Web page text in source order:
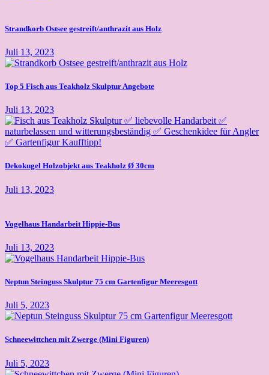
Strandkorb Ostsee gestreift/anthrazit aus Holz
Juli 13, 2023
Top 5 Fisch aus Teakholz Skulptur Angebote
Juli 13, 2023
Dekokugel Holzobjekt aus Teakholz Ø 30cm
Juli 13, 2023
Vogelhaus Handarbeit Hippie-Bus
Juli 13, 2023
Neptun Steinguss Skulptur 75 cm Gartenfigur Meeresgott
Juli 5, 2023
Schneewittchen mit Zwerge (Mini Figuren)
Juli 5, 2023